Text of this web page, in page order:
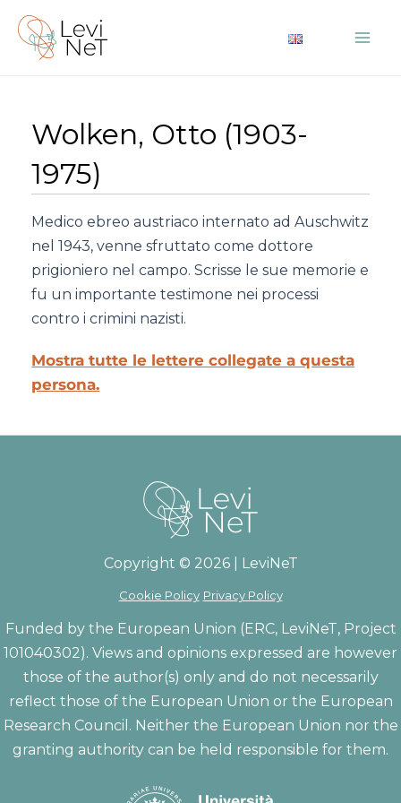
contenuto
Wolken, Otto (1903-
1975)
Medico ebreo austriaco internato ad Auschwitz
nel 1943, venne sfruttato come dottore
prigioniero nel campo. Scrisse le sue memorie e
fu un importante testimone nei processi
contro i crimini nazisti.
Mostra tutte le lettere collegate a questa
persona.
Copyright © 2026 | LeviNeT
Cookie Policy Privacy Policy
Funded by the European Union (ERC, LeviNeT, Project
101040302). Views and opinions expressed are however
those of the author(s) only and do not necessarily
reflect those of the European Union or the European
Research Council. Neither the European Union nor the
granting authority can be held responsible for them.